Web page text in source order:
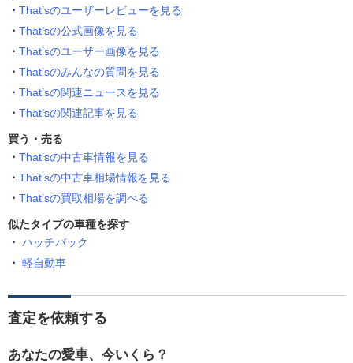
That’sのユーザーレビューを見る
That’sの公式画像を見る
That’sのユーザー画像を見る
That’sのみんなの質問を見る
That’sの関連ニュースを見る
That’sの関連記事を見る
買う・売る
That’sの中古車情報を見る
That’sの中古車相場情報を見る
That’sの買取相場を調べる
似たタイプの車種を探す
ハッチバック
軽自動車
査定を依頼する
あなたの愛車、今いくら？